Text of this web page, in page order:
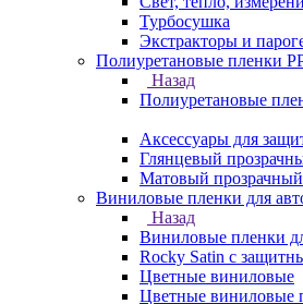
Турбосушка
Экстракторы и
Полиуретановые пленки
Назад
Полиуретановые
Аксессуары для
Глянцевый
Матовый
Виниловые пленки для
Назад
Виниловые пленки
Rocky Satin с
Цветные виниловые
Цветные виниловые